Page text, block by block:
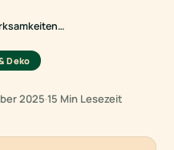
Deko
2025·15 Min Lesezeit